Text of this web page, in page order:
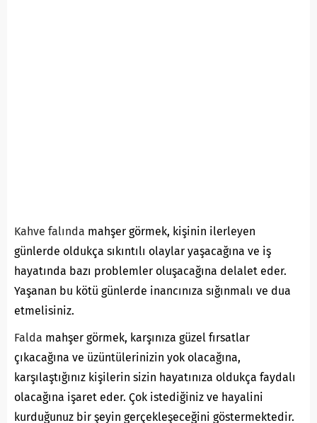
Kahve falında mahşer görmek, kişinin ilerleyen
günlerde oldukça sıkıntılı olaylar yaşacağına ve iş
hayatında bazı problemler oluşacağına delalet eder.
Yaşanan bu kötü günlerde inancınıza sığınmalı ve dua
etmelisiniz.
Falda mahşer görmek, karşınıza güzel fırsatlar
çıkacağına ve üzüntülerinizin yok olacağına,
karşılaştığınız kişilerin sizin hayatınıza oldukça faydalı
olacağına işaret eder. Çok istediğiniz ve hayalini
kurduğunuz bir şeyin gerçekleşeceğini göstermektedir.